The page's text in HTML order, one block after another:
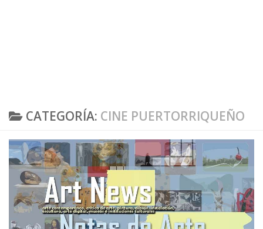
CATEGORÍA: CINE PUERTORRIQUEÑO